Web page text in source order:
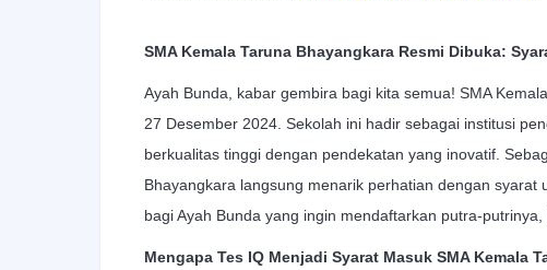
SMA Kemala Taruna Bhayangkara Resmi Dibuka:
Ayah Bunda, kabar gembira bagi kita semua! SMA
27 Desember 2024. Sekolah ini hadir sebagai institusi
berkualitas tinggi dengan pendekatan yang inovatif.
Bhayangkara langsung menarik perhatian dengan syarat
bagi Ayah Bunda yang ingin mendaftarkan putra-
Mengapa Tes IQ Menjadi Syarat Masuk SMA Kemala